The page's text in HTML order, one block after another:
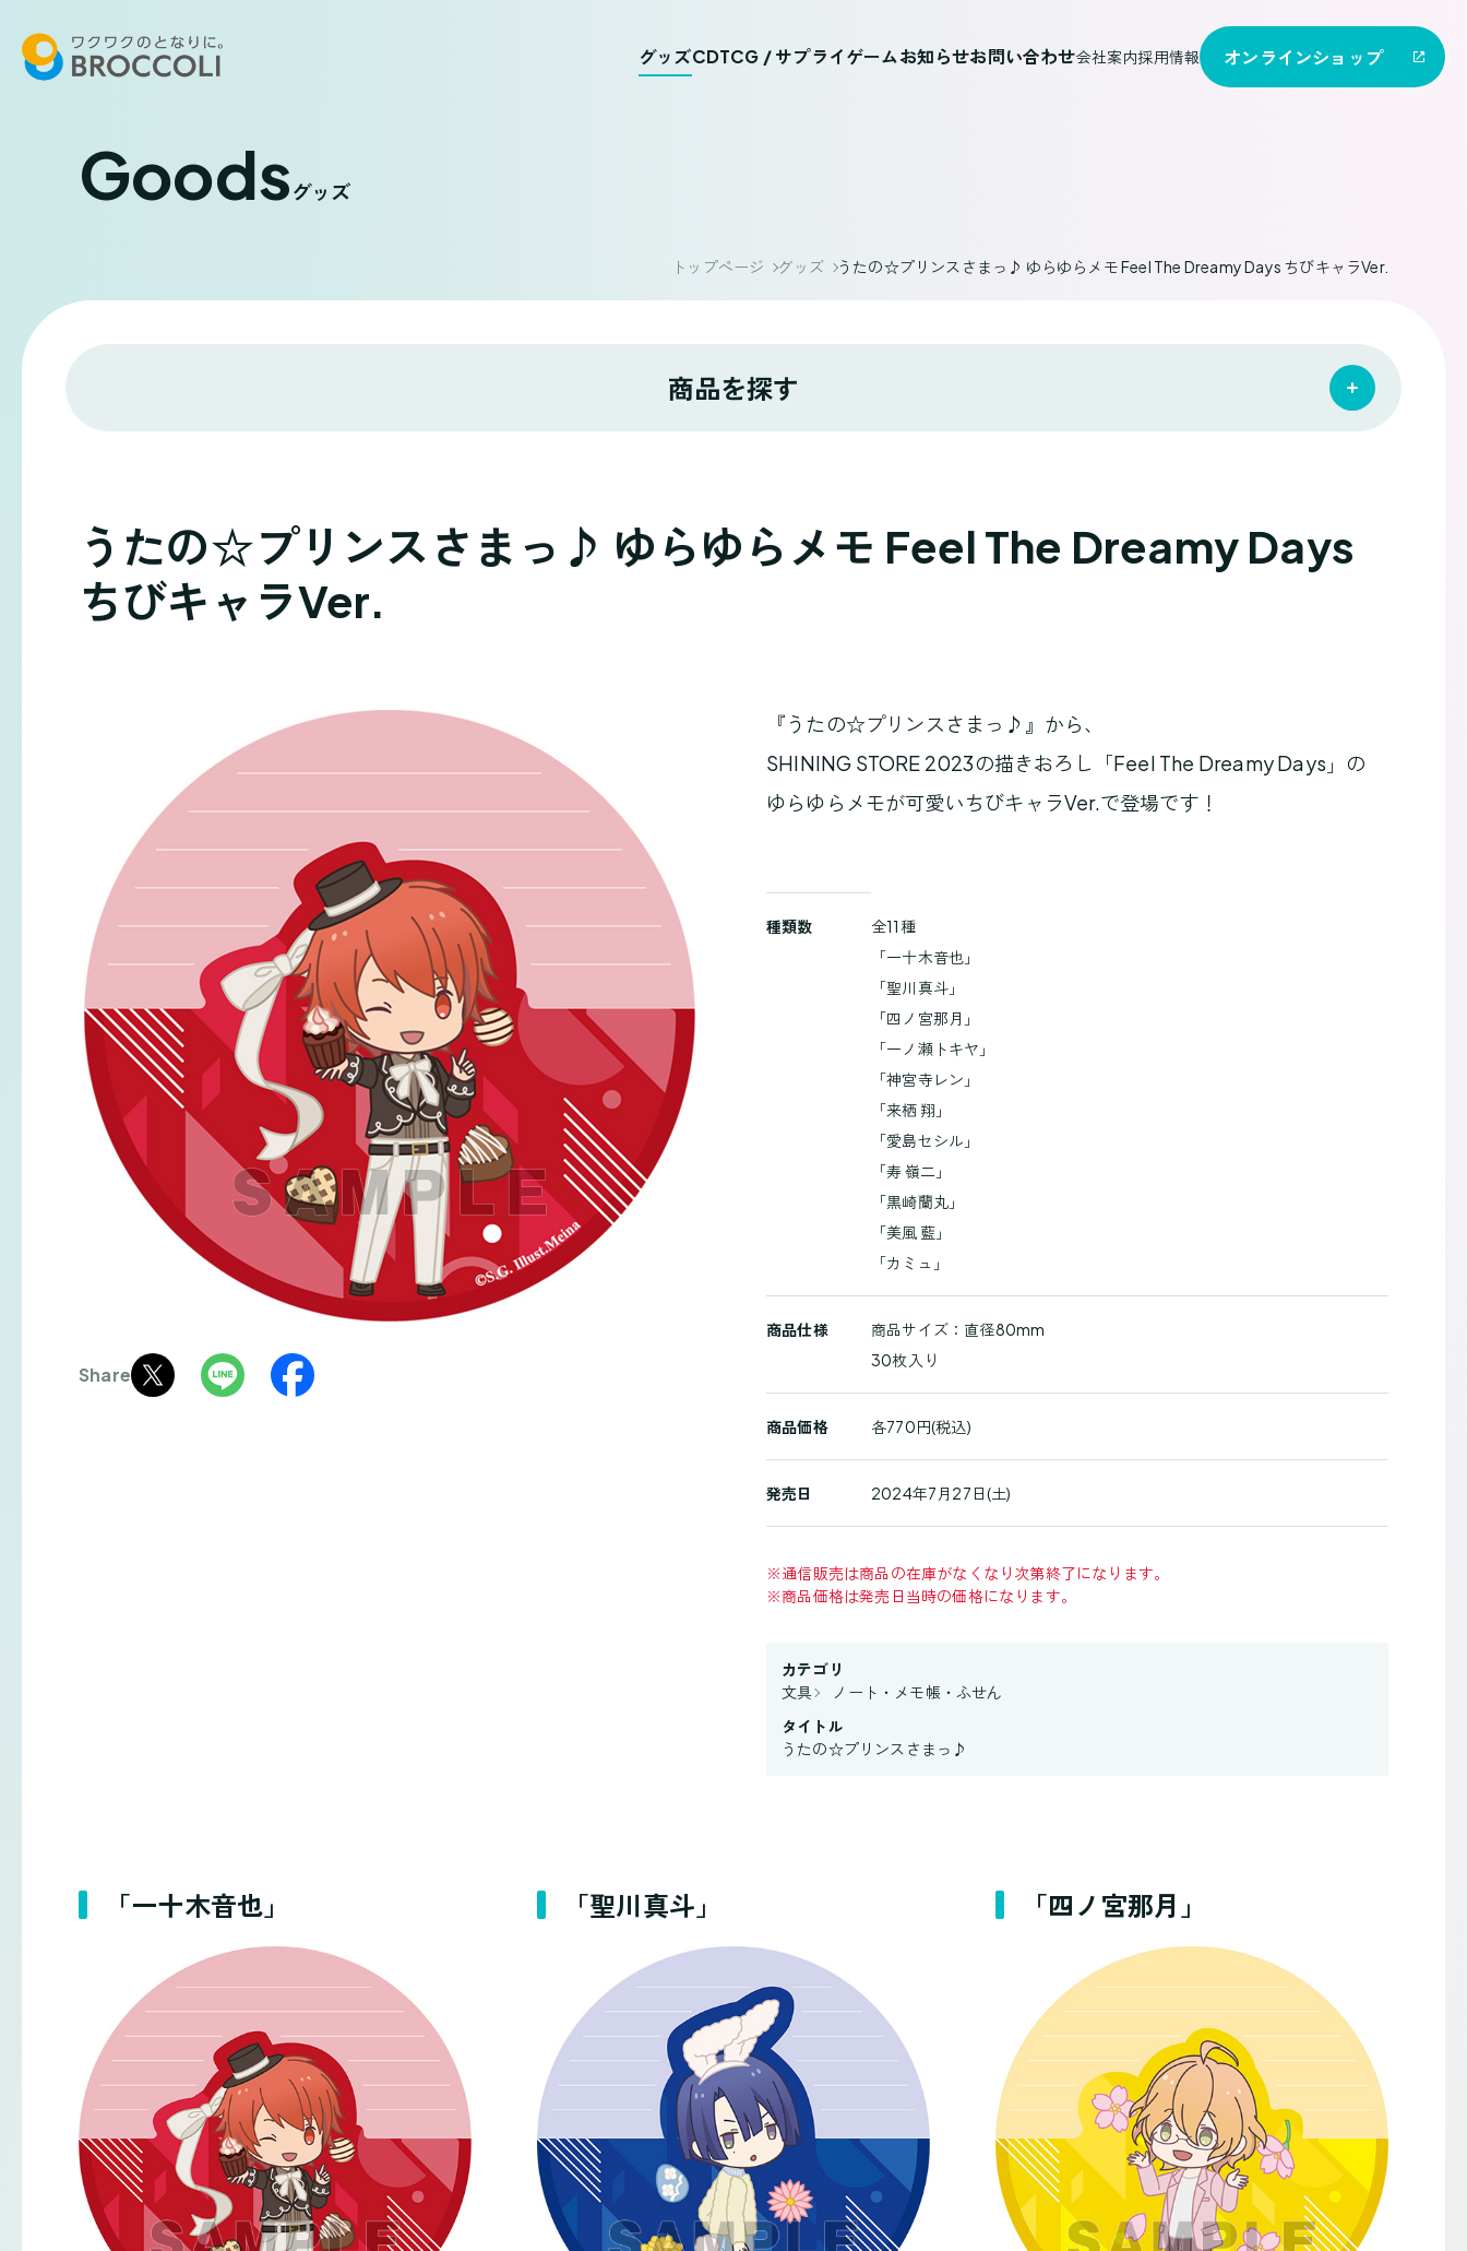
グッズCDTCG / サプライゲームお知らせお問い合わせ会社案内採用情報 オンラインショップ
Goodsグッズ
トップページ グッズ うたの☆プリンスさまっ♪ ゆらゆらメモ Feel The Dreamy Days ちびキャラVer.
商品を探す
うたの☆プリンスさまっ♪ ゆらゆらメモ Feel The Dreamy Days
ちびキャラVer.
Share
『うたの☆プリンスさまっ♪』から、
SHINING STORE 2023の描きおろし「Feel The Dreamy Days」の
ゆらゆらメモが可愛いちびキャラVer.で登場です！
種類数
全11種
「一十木音也」
「聖川真斗」
「四ノ宮那月」
「一ノ瀬トキヤ」
「神宮寺レン」
「来栖 翔」
「愛島セシル」
「寿 嶺二」
「黒崎蘭丸」
「美風 藍」
「カミュ」
商品仕様
商品サイズ：直径80mm
30枚入り
商品価格 各770円(税込)
発売日 2024年7月27日(土)
※通信販売は商品の在庫がなくなり次第終了になります。
※商品価格は発売日当時の価格になります。
カテゴリ
文具
ノート・メモ帳・ふせん
タイトル
うたの☆プリンスさまっ♪
「一十木音也」 「聖川真斗」 「四ノ宮那月」